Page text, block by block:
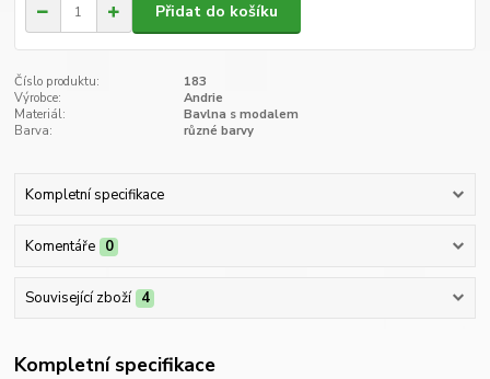
Přidat do košíku
Číslo produktu:
183
Výrobce:
Andrie
Materiál:
Bavlna s modalem
Barva:
různé barvy
Kompletní specifikace
Komentáře 0
Související zboží 4
Kompletní specifikace